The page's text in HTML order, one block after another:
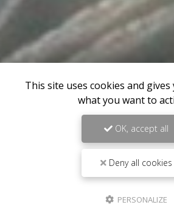
This site uses cookies and
what you want to
OK, accept all
Deny all cookies
PERSONALIZE